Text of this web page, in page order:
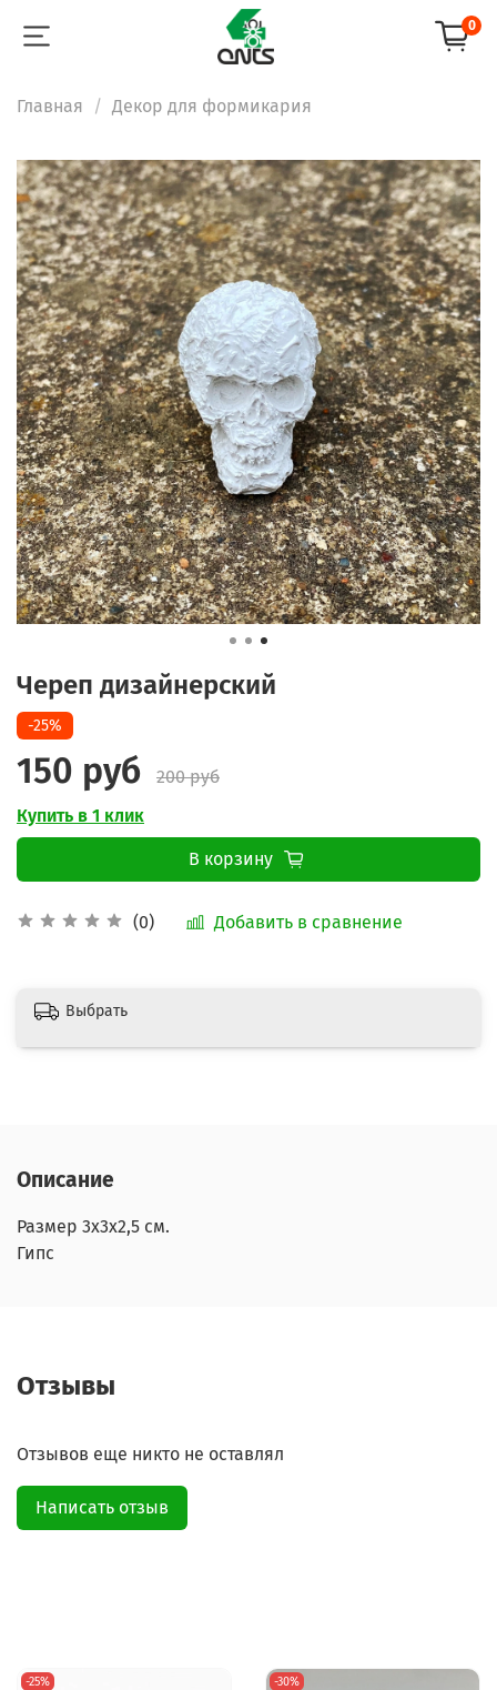
0
Главная Декор для формикария
Череп дизайнерский
(0) Добавить в сравнение
-25%
150 руб
200 руб
Купить в 1 клик
В корзину
Выбрать
Описание
Размер 3х3х2,5 см.
Гипс
Отзывы
Отзывов еще никто не оставлял
Написать отзыв
-25% -30%